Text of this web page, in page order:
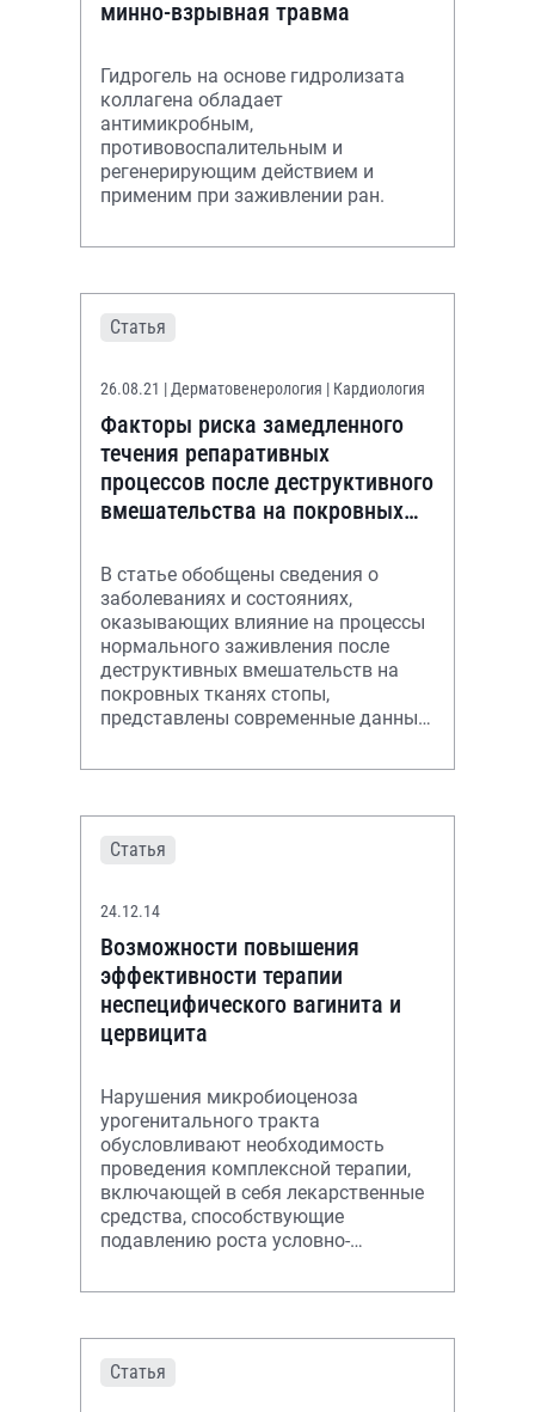
минно-взрывная травма
Гидрогель на основе гидролизата
коллагена обладает
антимикробным,
противовоспалительным и
регенерирующим действием и
применим при заживлении ран.
Статья
26.08.21 | Дерматовенерология | Кардиология
Факторы риска замедленного
течения репаративных
процессов после деструктивного
вмешательства на покровных
В статье обобщены сведения о
заболеваниях и состояниях,
оказывающих влияние на процессы
нормального заживления после
деструктивных вмешательств на
покровных тканях стопы,
представлены современные данные
вопросам.
Статья
24.12.14
Возможности повышения
эффективности терапии
неспецифического вагинита и
цервицита
Нарушения микробиоценоза
урогенитального тракта
обусловливают необходимость
проведения комплексной терапии,
включающей в себя лекарственные
средства, способствующие
подавлению роста условно-
восстановлению целостности
Статья